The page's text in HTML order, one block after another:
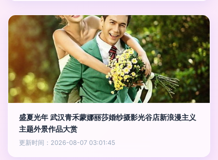
盛夏光年 武汉青禾蒙娜丽莎婚纱摄影光谷店新浪漫主义
主题外景作品大赏
更新时间：2026-08-07 03:01:45